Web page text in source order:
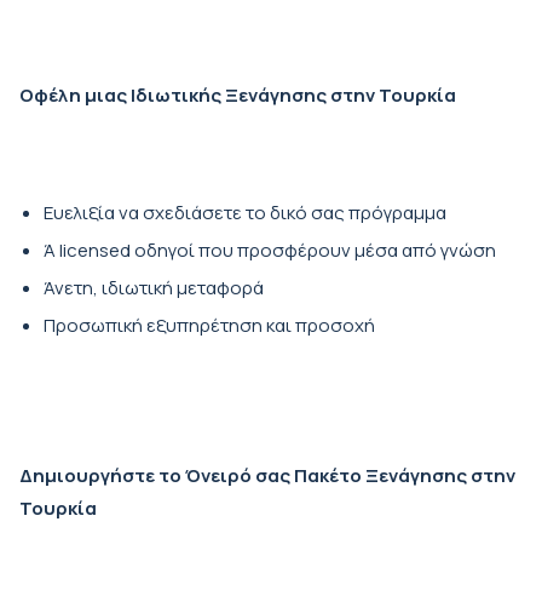
Οφέλη μιας Ιδιωτικής Ξενάγησης στην Τουρκία
Ευελιξία να σχεδιάσετε το δικό σας πρόγραμμα
Ά licensed οδηγοί που προσφέρουν μέσα από γνώση
Άνετη, ιδιωτική μεταφορά
Προσωπική εξυπηρέτηση και προσοχή
Δημιουργήστε το Όνειρό σας Πακέτο Ξενάγησης στην
Τουρκία